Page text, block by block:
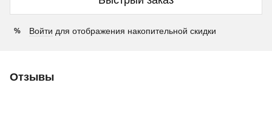
% Войти для отображения накопительной скидки
Отзывы